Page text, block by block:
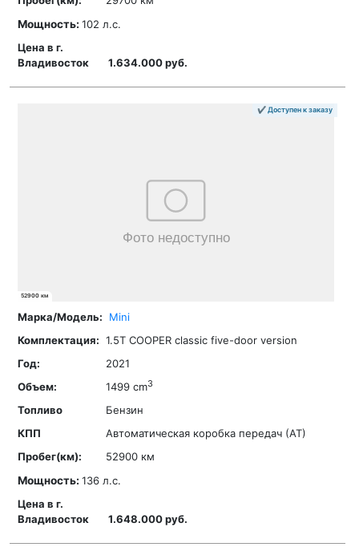
Мощность:102 л.с.
1.634.000 руб.
✔ Доступен к заказу
52900 км
Mini
1.5T COOPER classic five-door version
2021
1499 cm3
Бензин
Автоматическая коробка передач (АТ)
52900 км
Мощность:136 л.с.
1.648.000 руб.